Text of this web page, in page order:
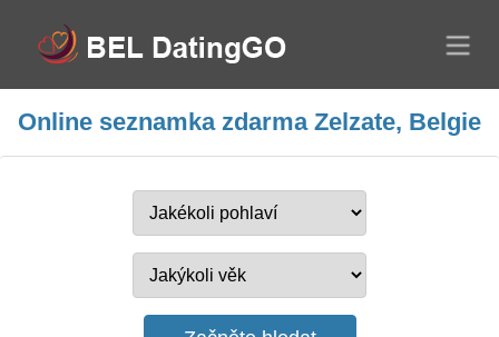
Online seznamka zdarma Zelzate, Belgie